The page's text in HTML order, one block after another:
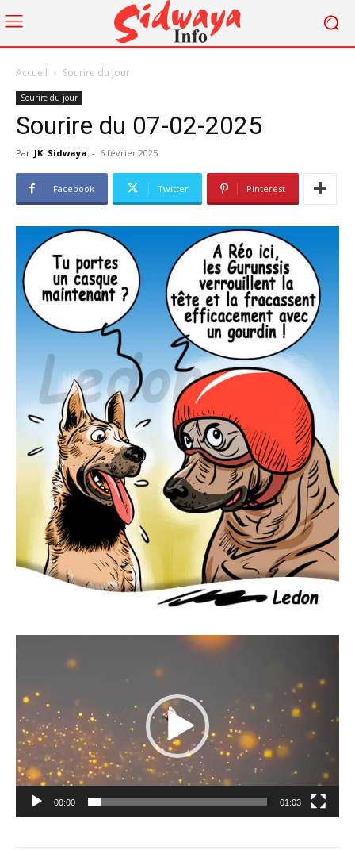
Accueil Sourire du jour
Sourire du jour
Sourire du 07-02-2025
Par JK. Sidwaya - 6 février 2025
Facebook Twitter Pinterest
Lecteur
00:00 01:03